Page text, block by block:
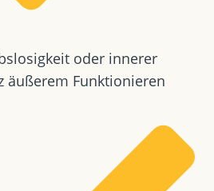
oder innerer
äußerem Funktionieren